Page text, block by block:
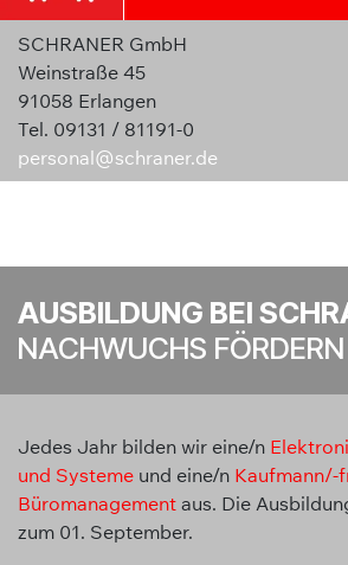
SCHRANER GmbH
Weinstraße 45
91058 Erlangen
Tel. 09131 / 81191-0
personal@schraner.de
AUSBILDUNG BEI
NACHWUCHS FÖRDERN
Jedes Jahr bilden wir eine/n
und Systeme und eine/n Kaufmann/-
Büromanagement aus. Die
zum 01. September.